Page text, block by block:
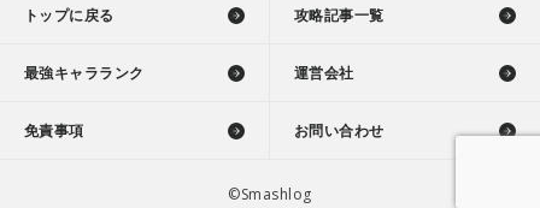
トップに戻る 攻略記事一覧
最強キャラランク 運営会社
免責事項 お問い合わせ
©Smashlog